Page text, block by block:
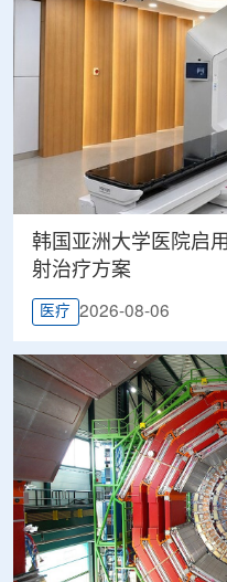
韩国亚洲大学医院启
射治疗方案
医疗 2026-08-06